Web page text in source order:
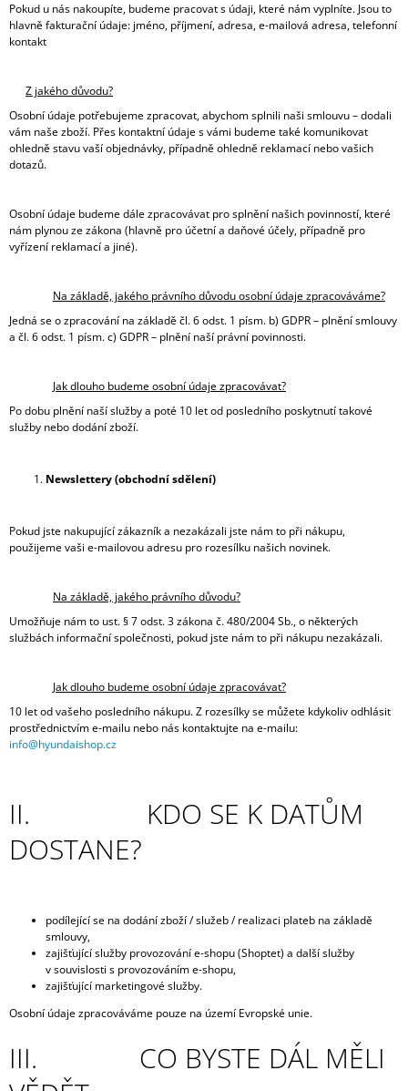
Pokud u nás nakoupíte, budeme pracovat s údaji, které nám vyplníte. Jsou to
hlavně fakturační údaje: jméno, příjmení, adresa, e-mailová adresa, telefonní
kontakt
Z jakého důvodu?
Osobní údaje potřebujeme zpracovat, abychom splnili naši smlouvu – dodali
vám naše zboží. Přes kontaktní údaje s vámi budeme také komunikovat
ohledně stavu vaší objednávky, případně ohledně reklamací nebo vašich
dotazů.
Osobní údaje budeme dále zpracovávat pro splnění našich povinností, které
nám plynou ze zákona (hlavně pro účetní a daňové účely, případně pro
vyřízení reklamací a jiné).
Na základě, jakého právního důvodu osobní údaje zpracováváme?
Jedná se o zpracování na základě čl. 6 odst. 1 písm. b) GDPR – plnění smlouvy
a čl. 6 odst. 1 písm. c) GDPR – plnění naší právní povinnosti.
Jak dlouho budeme osobní údaje zpracovávat?
Po dobu plnění naší služby a poté 10 let od posledního poskytnutí takové
služby nebo dodání zboží.
Newslettery (obchodní sdělení)
Pokud jste nakupující zákazník a nezakázali jste nám to při nákupu,
použijeme vaši e-mailovou adresu pro rozesílku našich novinek.
Na základě, jakého právního důvodu?
Umožňuje nám to ust. § 7 odst. 3 zákona č. 480/2004 Sb., o některých
službách informační společnosti, pokud jste nám to při nákupu nezakázali.
Jak dlouho budeme osobní údaje zpracovávat?
10 let od vašeho posledního nákupu. Z rozesílky se můžete kdykoliv odhlásit
prostřednictvím e-mailu nebo nás kontaktujte na e-mailu:
info@hyundaishop.cz
II. KDO SE K DATŮM
DOSTANE?
podílející se na dodání zboží / služeb / realizaci plateb na základě
smlouvy,
zajišťující služby provozování e-shopu (Shoptet) a další služby
v souvislosti s provozováním e-shopu,
zajišťující marketingové služby.
Osobní údaje zpracováváme pouze na území Evropské unie.
III. CO BYSTE DÁL MĚLI